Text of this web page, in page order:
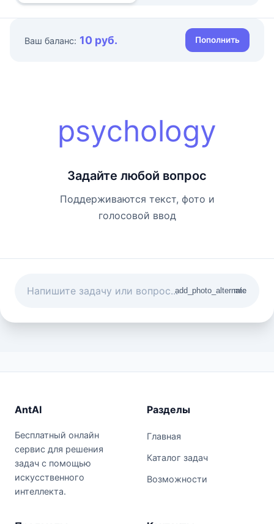
Ваш баланс: 10 руб. Пополнить
psychology
Задайте любой вопрос
Поддерживаются текст, фото и
голосовой ввод
add_photo_alternate
mic
AntAI
Бесплатный онлайн
сервис для решения
задач с помощью
искусственного
интеллекта.
Разделы
Главная
Каталог задач
Возможности